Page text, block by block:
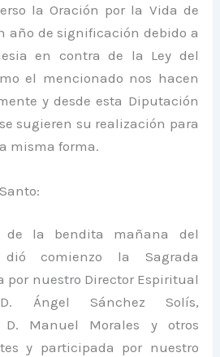
la Oración por la Vida de
año de significación debido a
en contra de la Ley del
el mencionado nos hacen
y desde esta Diputación
sugieren su realización para
misma forma.
la bendita mañana del
dió comienzo la Sagrada
por nuestro Director Espiritual
Ángel Sánchez Solís,
D. Manuel Morales y otros
y participada por nuestro